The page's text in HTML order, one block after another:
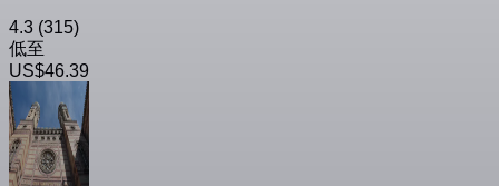
4.3 (315)
低至
US$46.39